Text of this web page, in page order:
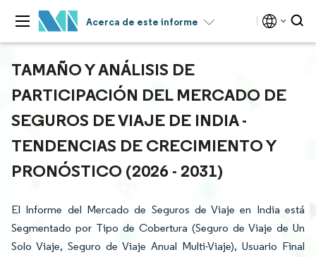
Acerca de este informe
TAMAÑO Y ANÁLISIS DE
PARTICIPACIÓN DEL MERCADO DE
SEGUROS DE VIAJE DE INDIA -
TENDENCIAS DE CRECIMIENTO Y
PRONÓSTICO (2026 - 2031)
El Informe del Mercado de Seguros de Viaje en India está
Segmentado por Tipo de Cobertura (Seguro de Viaje de Un
Solo Viaje, Seguro de Viaje Anual Multi-Viaje), Usuario Final